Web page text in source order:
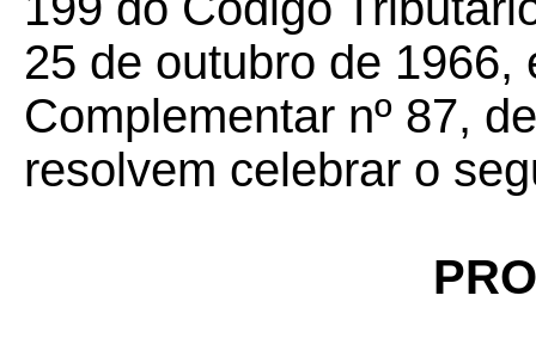
25 de outubro de 1966,
Complementar nº 87,
resolvem celebrar o